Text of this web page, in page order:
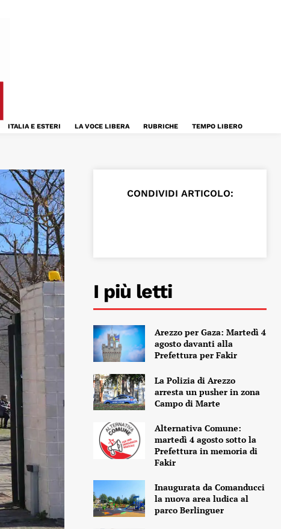
ITALIA E ESTERI LA VOCE LIBERA RUBRICHE TEMPO LIBERO
CONDIVIDI ARTICOLO:
I più letti
Arezzo per Gaza: Martedì 4
agosto davanti alla
Prefettura per Fakir
La Polizia di Arezzo
arresta un pusher in zona
Campo di Marte
Alternativa Comune:
martedì 4 agosto sotto la
Prefettura in memoria di
Fakir
Inaugurata da Comanducci
la nuova area ludica al
parco Berlinguer